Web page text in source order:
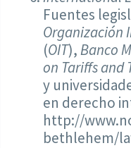
Fuentes
Organización
(OIT),Banco
on Tariffs and
y
en derecho
http://
bethlehem/